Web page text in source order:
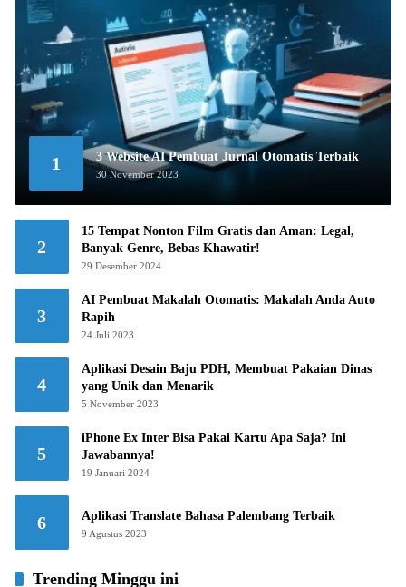
1 3 Website AI Pembuat Jurnal Otomatis Terbaik
30 November 2023
2
15 Tempat Nonton Film Gratis dan Aman: Legal,
Banyak Genre, Bebas Khawatir!
29 Desember 2024
3
AI Pembuat Makalah Otomatis: Makalah Anda Auto
Rapih
24 Juli 2023
4
Aplikasi Desain Baju PDH, Membuat Pakaian Dinas
yang Unik dan Menarik
5 November 2023
5
iPhone Ex Inter Bisa Pakai Kartu Apa Saja? Ini
Jawabannya!
19 Januari 2024
6 Aplikasi Translate Bahasa Palembang Terbaik
9 Agustus 2023
Trending Minggu ini